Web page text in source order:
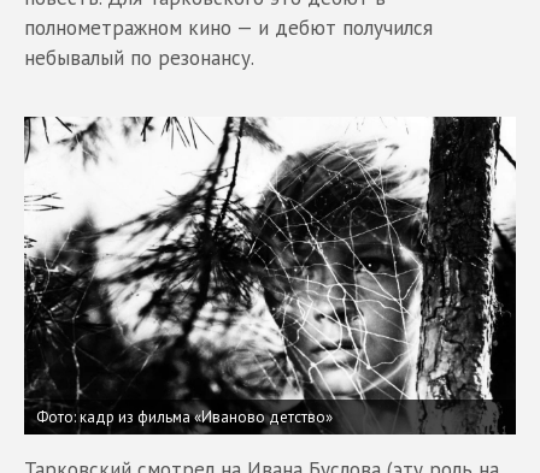
полнометражном кино — и дебют получился
небывалый по резонансу.
Фото: кадр из фильма «Иваново детство»